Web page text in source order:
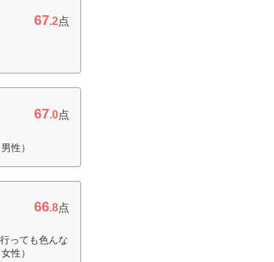
67.2点
67.0点
性）
66.8点
っても色んな
性）